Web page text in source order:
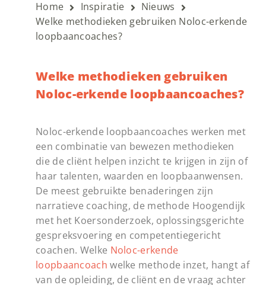
Home Inspiratie
Nieuws
Welke methodieken gebruiken Noloc-erkende
loopbaancoaches?
Welke methodieken gebruiken
Noloc-erkende loopbaancoaches?
Noloc-erkende loopbaancoaches werken met
een combinatie van bewezen methodieken
die de cliënt helpen inzicht te krijgen in zijn of
haar talenten, waarden en loopbaanwensen.
De meest gebruikte benaderingen zijn
narratieve coaching, de methode Hoogendijk
met het Koersonderzoek, oplossingsgerichte
gespreksvoering en competentiegericht
coachen. Welke Noloc-erkende
loopbaancoach welke methode inzet, hangt af
van de opleiding, de cliënt en de vraag achter